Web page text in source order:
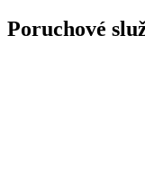
Poruchové